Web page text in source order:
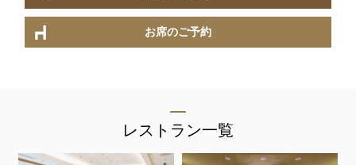
お席のご予約
レストラン一覧